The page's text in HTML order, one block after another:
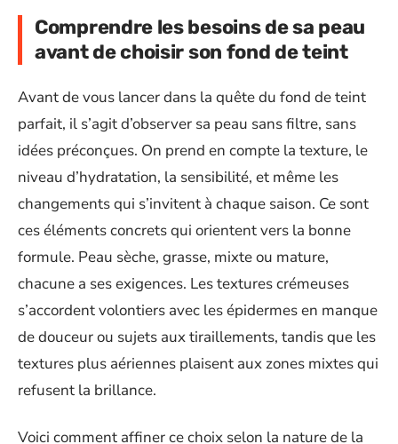
Comprendre les besoins de sa peau
avant de choisir son fond de teint
Avant de vous lancer dans la quête du fond de teint
parfait, il s’agit d’observer sa peau sans filtre, sans
idées préconçues. On prend en compte la texture, le
niveau d’hydratation, la sensibilité, et même les
changements qui s’invitent à chaque saison. Ce sont
ces éléments concrets qui orientent vers la bonne
formule. Peau sèche, grasse, mixte ou mature,
chacune a ses exigences. Les textures crémeuses
s’accordent volontiers avec les épidermes en manque
de douceur ou sujets aux tiraillements, tandis que les
textures plus aériennes plaisent aux zones mixtes qui
refusent la brillance.
Voici comment affiner ce choix selon la nature de la